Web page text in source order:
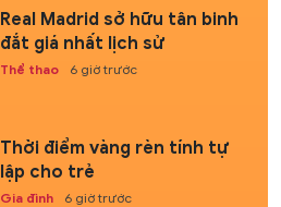
Real Madrid sở hữu tân binh
đắt giá nhất lịch sử
Thể thao 6 giờ trước
Thời điểm vàng rèn tính tự
lập cho trẻ
Gia đình 6 giờ trước